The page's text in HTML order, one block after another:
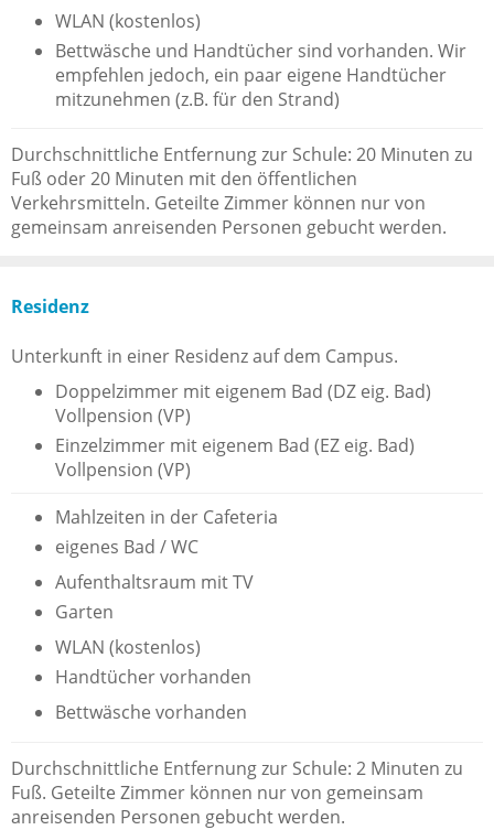
WLAN (kostenlos)
Bettwäsche und Handtücher sind vorhanden. Wir
empfehlen jedoch, ein paar eigene Handtücher
mitzunehmen (z.B. für den Strand)
Durchschnittliche Entfernung zur Schule: 20 Minuten zu
Fuß oder 20 Minuten mit den öffentlichen
Verkehrsmitteln. Geteilte Zimmer können nur von
gemeinsam anreisenden Personen gebucht werden.
Residenz
Unterkunft in einer Residenz auf dem Campus.
Doppelzimmer mit eigenem Bad (DZ eig. Bad)
Vollpension (VP)
Einzelzimmer mit eigenem Bad (EZ eig. Bad)
Vollpension (VP)
Mahlzeiten in der Cafeteria
eigenes Bad / WC
Aufenthaltsraum mit TV
Garten
WLAN (kostenlos)
Handtücher vorhanden
Bettwäsche vorhanden
Durchschnittliche Entfernung zur Schule: 2 Minuten zu
Fuß. Geteilte Zimmer können nur von gemeinsam
anreisenden Personen gebucht werden.